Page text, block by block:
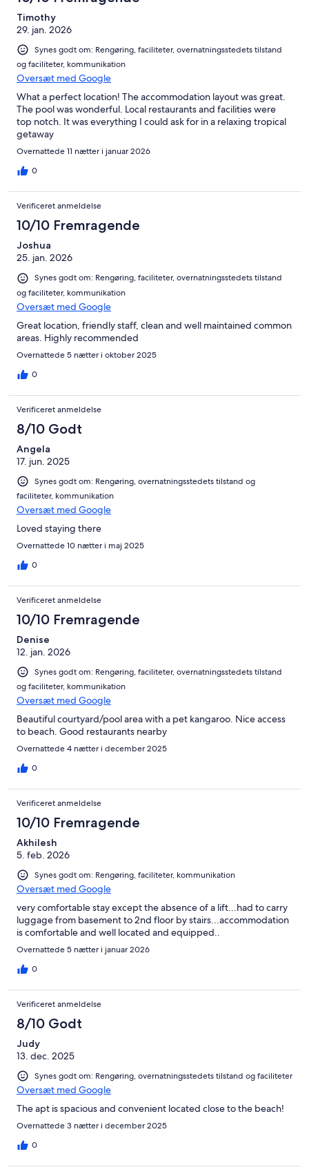
Timothy
29. jan. 2026
Synes godt om: Rengøring, faciliteter, overnatningsstedets tilstand
og faciliteter, kommunikation
Oversæt med Google
What a perfect location! The accommodation layout was great.
The pool was wonderful. Local restaurants and facilities were
top notch. It was everything I could ask for in a relaxing tropical
getaway
Overnattede 11 nætter i januar 2026
0
Verificeret anmeldelse
10/10 Fremragende
Joshua
25. jan. 2026
Synes godt om: Rengøring, faciliteter, overnatningsstedets tilstand
og faciliteter, kommunikation
Oversæt med Google
Great location, friendly staff, clean and well maintained common
areas. Highly recommended
Overnattede 5 nætter i oktober 2025
0
Verificeret anmeldelse
8/10 Godt
Angela
17. jun. 2025
Synes godt om: Rengøring, overnatningsstedets tilstand og
faciliteter, kommunikation
Oversæt med Google
Loved staying there
Overnattede 10 nætter i maj 2025
0
Verificeret anmeldelse
10/10 Fremragende
Denise
12. jan. 2026
Synes godt om: Rengøring, faciliteter, overnatningsstedets tilstand
og faciliteter, kommunikation
Oversæt med Google
Beautiful courtyard/pool area with a pet kangaroo. Nice access
to beach. Good restaurants nearby
Overnattede 4 nætter i december 2025
0
Verificeret anmeldelse
10/10 Fremragende
Akhilesh
5. feb. 2026
Synes godt om: Rengøring, faciliteter, kommunikation
Oversæt med Google
very comfortable stay except the absence of a lift...had to carry
luggage from basement to 2nd floor by stairs...accommodation
is comfortable and well located and equipped..
Overnattede 5 nætter i januar 2026
0
Verificeret anmeldelse
8/10 Godt
Judy
13. dec. 2025
Synes godt om: Rengøring, overnatningsstedets tilstand og faciliteter
Oversæt med Google
The apt is spacious and convenient located close to the beach!
Overnattede 3 nætter i december 2025
0